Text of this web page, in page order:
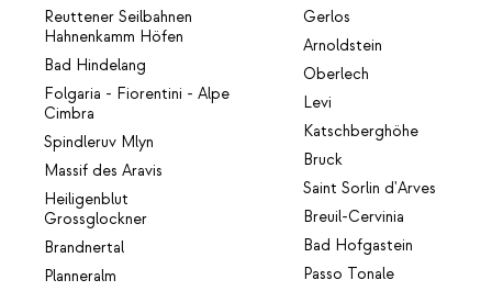
Reuttener Seilbahnen
Hahnenkamm Höfen
Bad Hindelang
Folgaria - Fiorentini - Alpe
Cimbra
Spindleruv Mlyn
Massif des Aravis
Heiligenblut
Grossglockner
Brandnertal
Planneralm
Gerlos
Arnoldstein
Oberlech
Levi
Katschberghöhe
Bruck
Saint Sorlin d'Arves
Breuil-Cervinia
Bad Hofgastein
Passo Tonale